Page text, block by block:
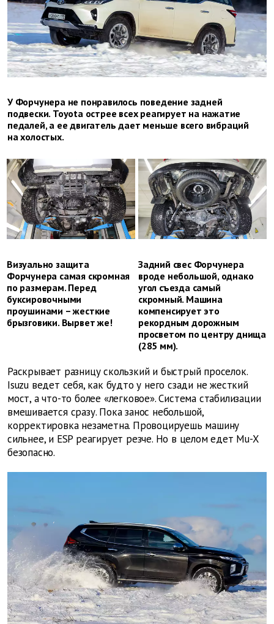
У Форчунера не понравилось поведение задней
подвески. Toyota острее всех реагирует на нажатие
педалей, а ее двигатель дает меньше всего вибраций
на холостых.
Визуально защита
Форчунера самая скромная
по размерам. Перед
буксировочными
проушинами – жесткие
брызговики. Вырвет же!
Задний свес Форчунера
вроде небольшой, однако
угол съезда самый
скромный. Машина
компенсирует это
рекордным дорожным
просветом по центру днища
(285 мм).
Раскрывает разницу скользкий и быстрый проселок.
Isuzu ведет себя, как будто у него сзади не жесткий
мост, а что-то более «легковое». Система стабилизации
вмешивается сразу. Пока занос небольшой,
корректировка незаметна. Провоцируешь машину
сильнее, и ESP реагирует резче. Но в целом едет Mu-X
безопасно.